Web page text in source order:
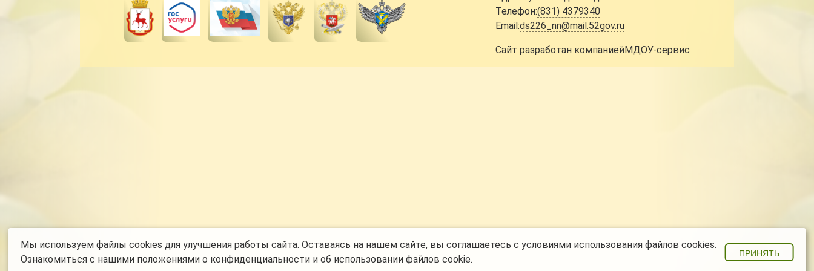
Телефон:(831) 4379340
Email:ds226_nn@mail.52gov.ru
Сайт разработан компаниейМДОУ-сервис
Мы используем файлы cookies для улучшения работы сайта. Оставаясь на нашем сайте, вы соглашаетесь с условиями использования файлов cookies.
Ознакомиться с нашими положениями о конфиденциальностии об использовании файлов cookie. ПРИНЯТЬ